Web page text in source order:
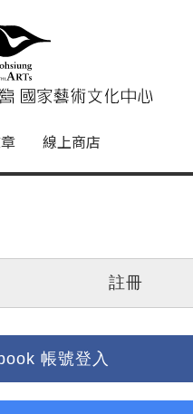
藝術文
線上商店
註冊
帳號登入